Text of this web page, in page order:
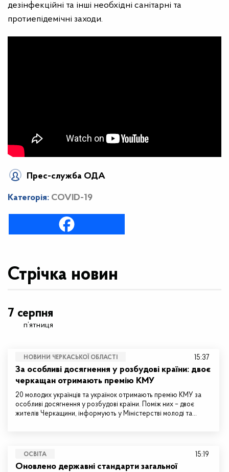
дезінфекційні та інші необхідні санітарні та
протиепідемічні заходи.
Прес-служба ОДА
Категорія: COVID-19
Стрічка новин
7 серпня
п’ятниця
НОВИНИ ЧЕРКАСЬКОЇ ОБЛАСТІ
За особливі досягнення у розбудові країни: двоє
черкащан отримають премію КМУ
20 молодих українців та українок отримають премію КМУ за
особливі досягнення у розбудові країни. Поміж них – двоє
жителів Черкащини, інформують у Міністерстві молоді та…
15:37
ОСВІТА
Оновлено державні стандарти загальної
15:19